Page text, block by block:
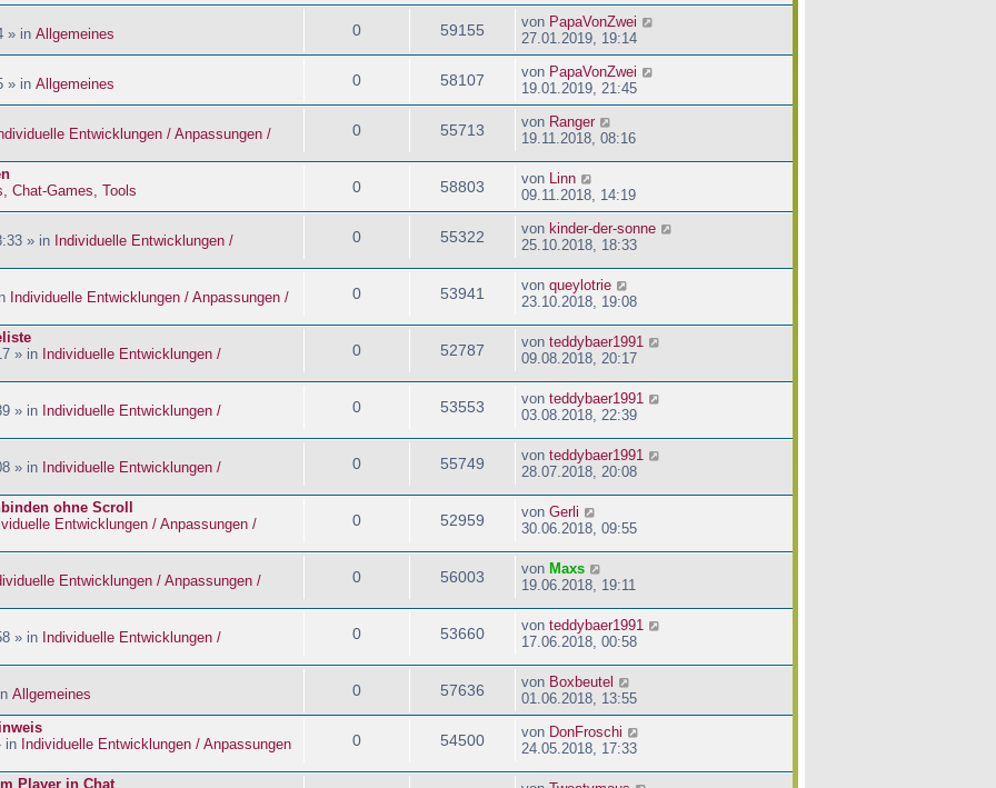
» in Allgemeines 0 59155 von PapaVonZwei
27.01.2019, 19:14
» in Allgemeines 0 58107 von PapaVonZwei
19.01.2019, 21:45
Entwicklungen / Anpassungen /
0 55713 von Ranger
19.11.2018, 08:16
Chat-Games, Tools 0 58803 von
Linn
09.11.2018, 14:19
» in Individuelle Entwicklungen /
0 55322 von kinder-der-sonne
25.10.2018, 18:33
Individuelle Entwicklungen / Anpassungen /
0 53941 von queylotrie
23.10.2018, 19:08
» in Individuelle Entwicklungen /
0 52787 von teddybaer1991
09.08.2018, 20:17
» in Individuelle Entwicklungen /
0 53553 von teddybaer1991
03.08.2018, 22:39
» in Individuelle Entwicklungen /
0 55749 von teddybaer1991
28.07.2018, 20:08
ohne Scroll
Entwicklungen / Anpassungen /
0 52959 von Gerli
30.06.2018, 09:55
Entwicklungen / Anpassungen /
0 56003 von Maxs
19.06.2018, 19:11
» in Individuelle Entwicklungen /
0 53660 von teddybaer1991
17.06.2018, 00:58
Allgemeines 0 57636 von Boxbeutel
01.06.2018, 13:55
in Individuelle Entwicklungen / Anpassungen
0 54500 von DonFroschi
24.05.2018, 17:33
Player in Chat